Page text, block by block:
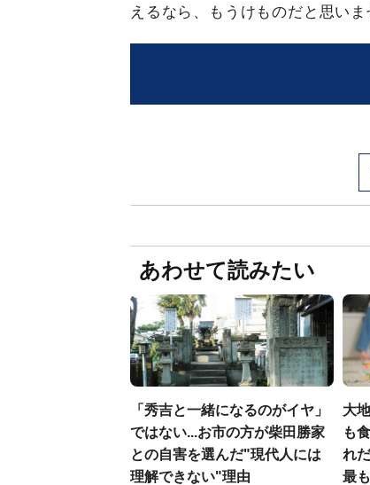
えるなら、もうけものだと思いま
あわせて読みたい
「秀吉と一緒になるのがイヤ」
ではない...お市の方が柴田勝家
との自害を選んだ"現代人には
理解できない"理由
大
も
れ
最